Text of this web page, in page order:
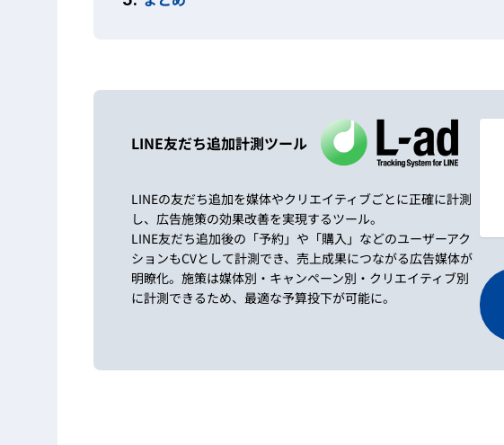
LINE友だち追加計測ツール
LINEの友だち追加を媒体やクリエイティブごとに正確に計測
し、広告施策の効果改善を実現するツール。
LINE友だち追加後の「予約」や「購入」などのユーザーアク
ションもCVとして計測でき、売上成果につながる広告媒体が
明瞭化。施策は媒体別・キャンペーン別・クリエイティブ別
に計測できるため、最適な予算投下が可能に。